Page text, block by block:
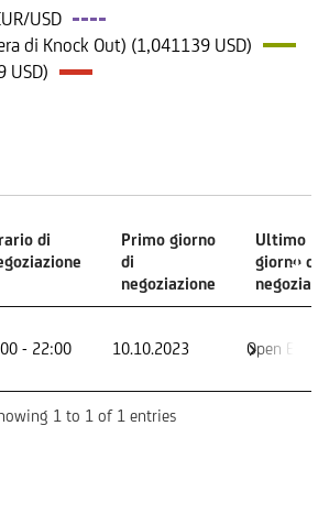
USD
di Knock Out) (1,041139 USD)
USD)
di
Primo giorno
di
negoziazione
Ultimo
giorno di
di
giorno di
- 22:00 10.10.2023 Open End
1 to 1 of 1 entries